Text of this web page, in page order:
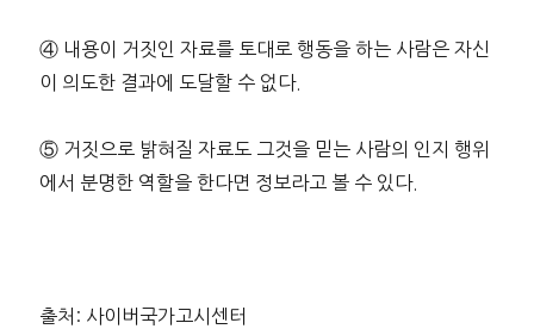
④ 내용이 거짓인 자료를 토대로 행동을 하는 사람은 자신
이 의도한 결과에 도달할 수 없다.
⑤ 거짓으로 밝혀질 자료도 그것을 믿는 사람의 인지 행위
에서 분명한 역할을 한다면 정보라고 볼 수 있다.
출처: 사이버국가고시센터